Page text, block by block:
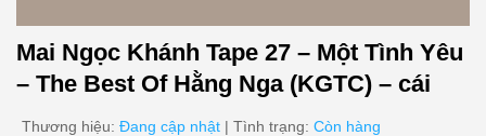
Mai Ngọc Khánh Tape 27 – Một Tình Yêu
– The Best Of Hằng Nga (KGTC) – cái
Thương hiệu: Đang cập nhật | Tình trạng: Còn hàng